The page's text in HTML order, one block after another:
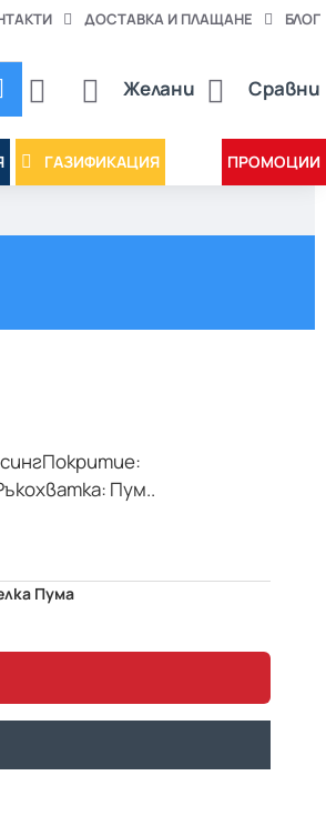
ДОСТАВКА И ПЛАЩАНЕ БЛОГ
Желани Сравни
ГАЗИФИКАЦИЯ ПРОМОЦИИ
Пум..
Пума